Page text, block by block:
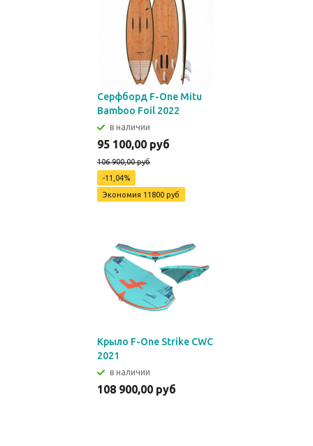
Серфборд F-One Mitu
Bamboo Foil 2022
в наличии
95 100,00 руб
106 900,00 руб
-11,04%
Экономия 11800 руб
Крыло F-One Strike CWC
2021
в наличии
108 900,00 руб